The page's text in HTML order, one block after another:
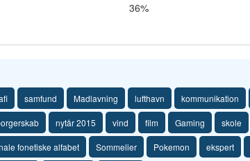
36%
samfund Madlavning lufthavn kommunikation
nytår 2015 vind film Gaming skole
fonetiske alfabet Sommelier Pokemon ekspert